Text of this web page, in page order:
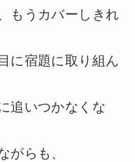
もうカバーしきれ
に宿題に取り組ん
追いつかなくな
がらも、